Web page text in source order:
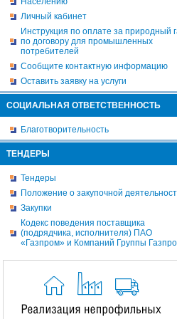
Личный кабинет
Инструкция по оплате за природный
по договору для промышленных
потребителей
Сообщите контактную информацию
Оставить заявку на услуги
СОЦИАЛЬНАЯ ОТВЕТСТВЕННОСТЬ
Благотворительность
ТЕНДЕРЫ
Тендеры
Положение о закупочной
Закупки
Кодекс поведения поставщика
(подрядчика, исполнителя) ПАО
«Газпром» и Компаний Группы